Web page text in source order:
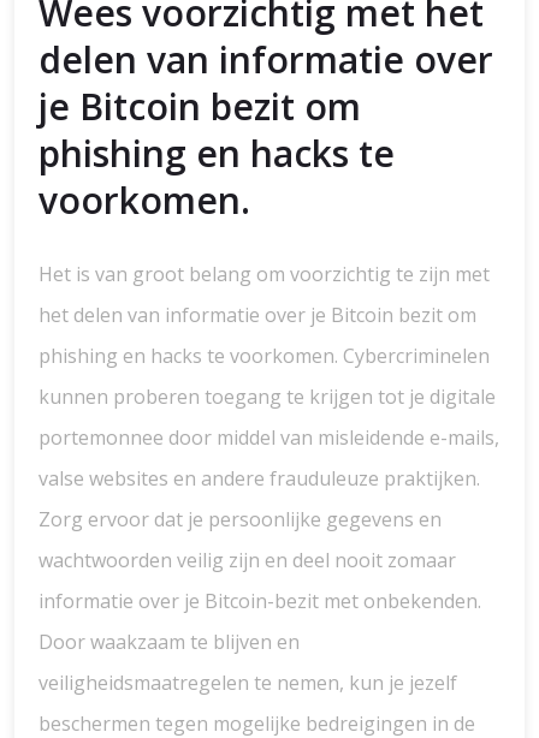
Wees voorzichtig met het
delen van informatie over
je Bitcoin bezit om
phishing en hacks te
voorkomen.
Het is van groot belang om voorzichtig te zijn met
het delen van informatie over je Bitcoin bezit om
phishing en hacks te voorkomen. Cybercriminelen
kunnen proberen toegang te krijgen tot je digitale
portemonnee door middel van misleidende e-mails,
valse websites en andere frauduleuze praktijken.
Zorg ervoor dat je persoonlijke gegevens en
wachtwoorden veilig zijn en deel nooit zomaar
informatie over je Bitcoin-bezit met onbekenden.
Door waakzaam te blijven en
veiligheidsmaatregelen te nemen, kun je jezelf
beschermen tegen mogelijke bedreigingen in de